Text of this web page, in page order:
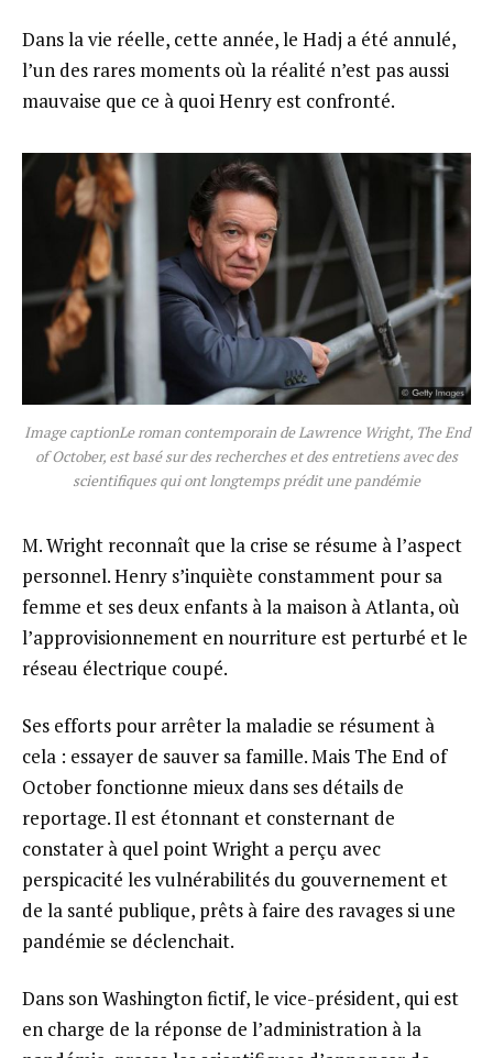
Dans la vie réelle, cette année, le Hadj a été annulé,
l’un des rares moments où la réalité n’est pas aussi
mauvaise que ce à quoi Henry est confronté.
Image captionLe roman contemporain de Lawrence Wright, The End
of October, est basé sur des recherches et des entretiens avec des
scientifiques qui ont longtemps prédit une pandémie
M. Wright reconnaît que la crise se résume à l’aspect
personnel. Henry s’inquiète constamment pour sa
femme et ses deux enfants à la maison à Atlanta, où
l’approvisionnement en nourriture est perturbé et le
réseau électrique coupé.
Ses efforts pour arrêter la maladie se résument à
cela : essayer de sauver sa famille. Mais The End of
October fonctionne mieux dans ses détails de
reportage. Il est étonnant et consternant de
constater à quel point Wright a perçu avec
perspicacité les vulnérabilités du gouvernement et
de la santé publique, prêts à faire des ravages si une
pandémie se déclenchait.
Dans son Washington fictif, le vice-président, qui est
en charge de la réponse de l’administration à la